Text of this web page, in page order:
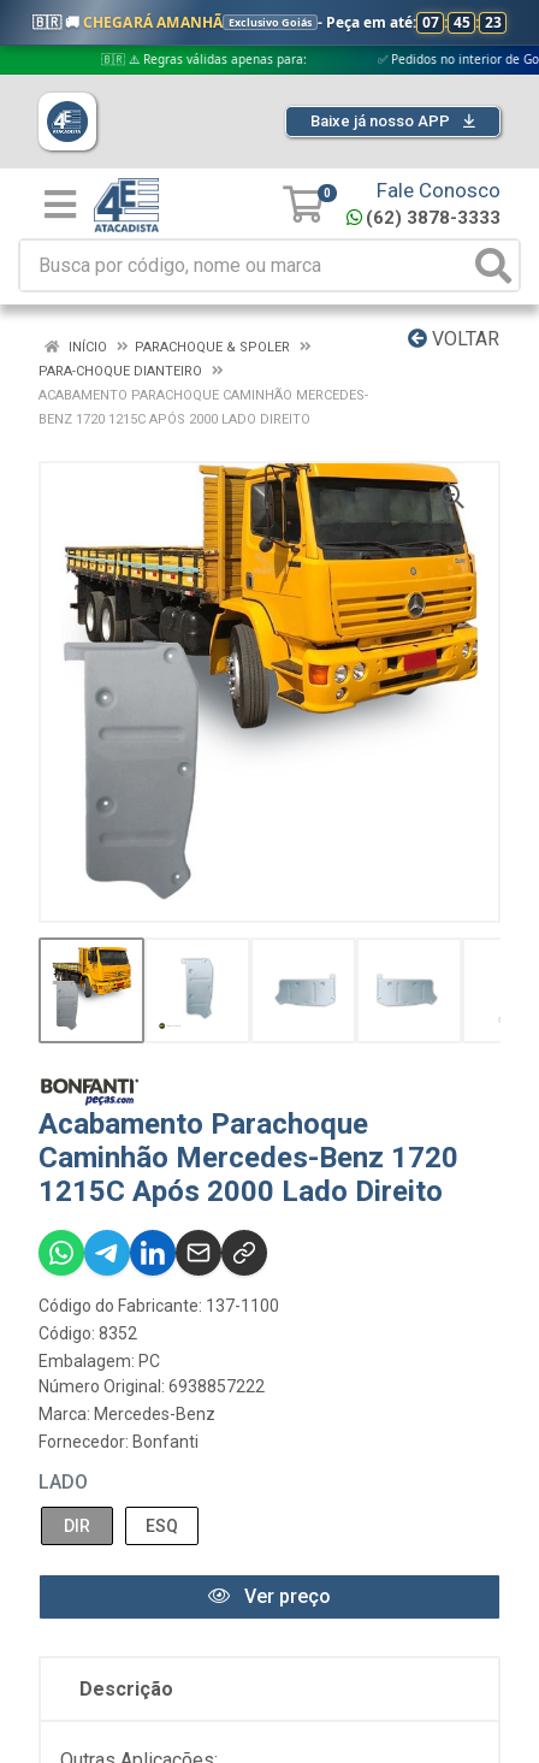
🇧🇷 🚚CHEGARÁ AMANHÃ Exclusivo Goiás - Peça em até: 07 : 45 : 23
🇧🇷 ⚠️ Regras válidas apenas para: ✅ Pedidos no interior de Goiás
Baixe já nosso APP
0 Fale Conosco
(62) 3878-3333
VOLTAR
INÍCIO
PARACHOQUE & SPOLER
PARA-CHOQUE DIANTEIRO
ACABAMENTO PARACHOQUE CAMINHÃO MERCEDES-
BENZ 1720 1215C APÓS 2000 LADO DIREITO
Acabamento Parachoque
Caminhão Mercedes-Benz 1720
1215C Após 2000 Lado Direito
Código do Fabricante: 137-1100
Código: 8352
Embalagem: PC
Número Original: 6938857222
Marca: Mercedes-Benz
Fornecedor: Bonfanti
LADO
DIR ESQ
Ver preço
Descrição